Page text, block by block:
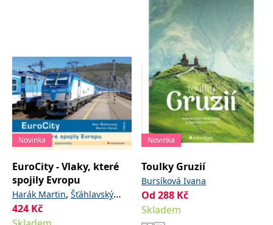
Novinka
EuroCity - Vlaky, které
spojily Evropu
Harák Martin, Šťáhlavský
Petr
424 Kč
Novinka
Toulky Gruzií
Bursíková Ivana
Od 288 Kč
Skladem